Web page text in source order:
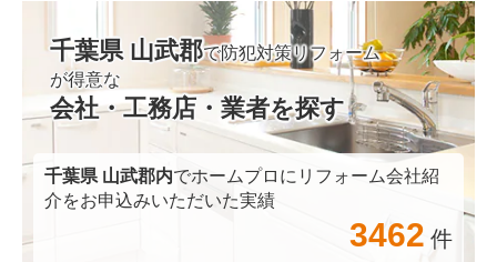
千葉県 山武郡で防犯対策リフォーム
が得意な
会社・工務店・業者を探す
千葉県 山武郡内でホームプロにリフォーム会社紹
介をお申込みいただいた実績
3462 件